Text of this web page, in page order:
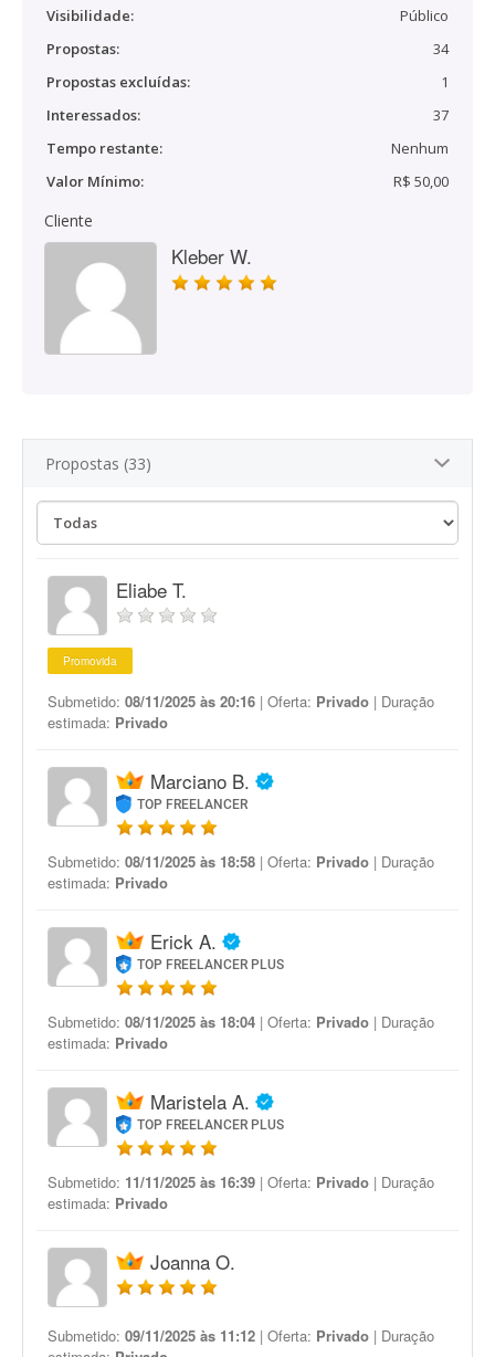
Visibilidade:
Público
Propostas:
34
Propostas excluídas:
1
Interessados:
37
Tempo restante:
Nenhum
Valor Mínimo:
R$ 50,00
Cliente
Kleber W.
Propostas (33)
Eliabe T.
Promovida
Submetido: 08/11/2025 às 20:16 | Oferta: Privado | Duração
estimada: Privado
Marciano B.
TOP FREELANCER
Submetido: 08/11/2025 às 18:58 | Oferta: Privado | Duração
estimada: Privado
Erick A.
TOP FREELANCER PLUS
Submetido: 08/11/2025 às 18:04 | Oferta: Privado | Duração
estimada: Privado
Maristela A.
TOP FREELANCER PLUS
Submetido: 11/11/2025 às 16:39 | Oferta: Privado | Duração
estimada: Privado
Joanna O.
Submetido: 09/11/2025 às 11:12 | Oferta: Privado | Duração